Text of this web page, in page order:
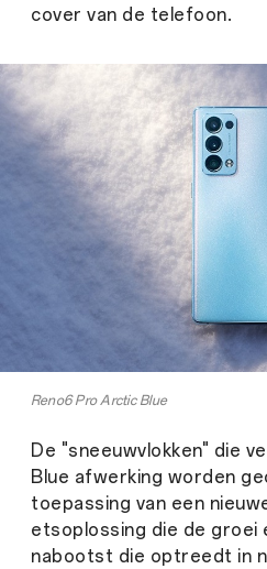
cover van de telefoon.
Reno6 Pro Arctic Blue
De "sneeuwvlokken" die
Blue afwerking worden
toepassing van een
etsoplossing die de groei
nabootst die optreedt in